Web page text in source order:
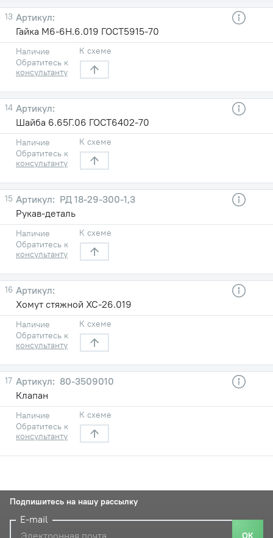
13
Гайка М6-6Н.6.019 ГОСТ5915-70
Наличие
Обратитесь к
консультанту
К схеме
14
Шайба 6.65Г.06 ГОСТ6402-70
Наличие
Обратитесь к
консультанту
К схеме
15
РД 18-29-300-1,3
Рукав-деталь
Наличие
Обратитесь к
консультанту
К схеме
16
Хомут стяжной ХС-26.019
Наличие
Обратитесь к
консультанту
К схеме
17
80-3509010
Клапан
Наличие
Обратитесь к
консультанту
К схеме
Подпишитесь на нашу рассылку
E-mail
ОК